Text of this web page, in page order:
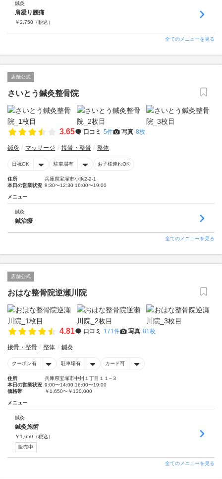
鍼灸
肩凝り腰痛
￥2,750 （税込）
全てのメニューを見る
店舗公式
さいとう鍼灸整骨院
3.65 口コミ 5件 写真 8枚
鍼灸 マッサージ 接骨・整骨 整体
日祝OK 駐車場有 お子様連れOK
住所
兵庫県宝塚市小浜2-2-1
本日の営業状況 9:30〜12:30 16:00〜19:00
メニュー
鍼灸
鍼治療
全てのメニューを見る
店舗公式
おはな整骨院逆瀬川院
4.81 口コミ 171件 写真 81枚
接骨・整骨 整体 鍼灸
クーポン有 駐車場有 カード可
住所
兵庫県宝塚市中州１丁目１１−３
本日の営業状況 9:00〜14:00 16:00〜19:00
価格帯
￥1,650〜￥130,000
メニュー
鍼灸
鍼灸施術
￥ 1,650 （税込）
販売中
全てのメニューを見る